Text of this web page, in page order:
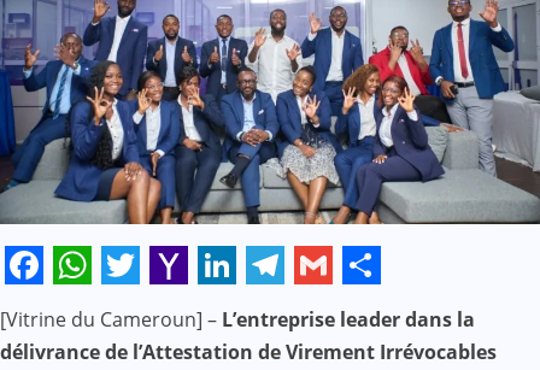
Facebook
WhatsApp
Twitter
Yahoo
Mail
LinkedIn
Telegram
Gmail
Share
[Vitrine du Cameroun] – L’entreprise leader dans la
délivrance de l’Attestation de Virement Irrévocables